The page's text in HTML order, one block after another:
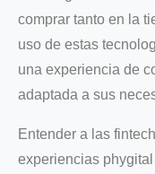
comprar tanto en la
uso de estas
una experiencia de
adaptada a sus
Entender a las
experiencias